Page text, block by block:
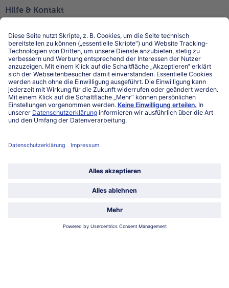
Hilfe & Kontakt
Kontakt
FAQ
Service
Unternehmen